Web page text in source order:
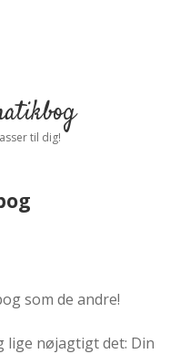
til dig!
som de andre!
lige nøjagtigt det: Din